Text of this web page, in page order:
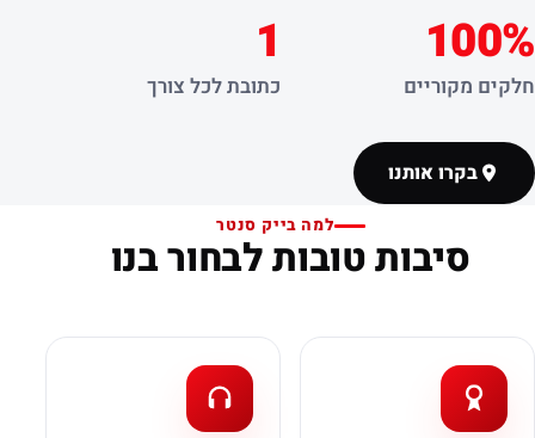
100%
חלקים מקוריים
1
כתובת לכל צורך
בקרו אותנו
למה בייק סנטר
סיבות טובות לבחור בנו